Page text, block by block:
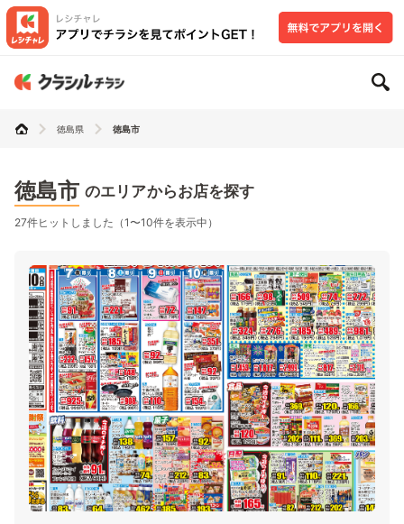
徳島県 徳島市
徳島市 のエリアからお店を探す
27件ヒットしました（1〜10件を表示中）